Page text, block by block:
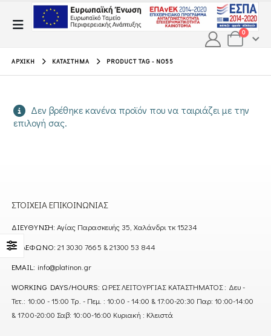
0
ΑΡΧΙΚΉ ΚΑΤΆΣΤΗΜΑ PRODUCT TAG - NO55
Δεν βρέθηκε κανένα προϊόν που να ταιριάζει με την
επιλογή σας.
ΣΤΟΙΧΕΊΑ ΕΠΙΚΟΙΝΩΝΊΑΣ
ΔΙΕΎΘΥΝΣΗ: Αγίας Παρασκευής 35, Χαλάνδρι τκ 15234
ΤΗΛΈΦΩΝΟ: 21 3030 7665 & 21300 53 844
EMAIL: info@platinon.gr
WORKING DAYS/HOURS: ΩΡΕΣ ΛΕΙΤΟΥΡΓΙΑΣ ΚΑΤΑΣΤΗΜΑΤΟΣ : Δευ -
Τετ.: 10:00 - 15:00 Τρ. - Πεμ. : 10:00 - 14:00 & 17:00-20:30 Παρ: 10:00-14:00
& 17:00-20:00 Σαβ: 10:00-16:00 Κυριακή : Κλειστά